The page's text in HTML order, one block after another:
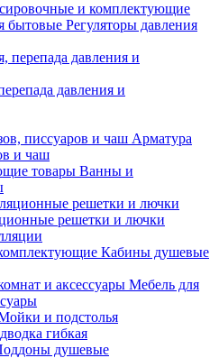
и комплектующие
Регуляторы давления
давления и
Арматура
и чаш
Ванны и
решетки и лючки
Кабины душевые
Мебель для
и подстолья
гибкая
душевые